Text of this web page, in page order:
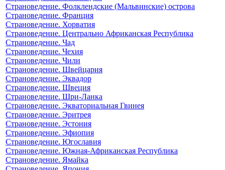
Страноведение. Фолклендские (Мальвинские) острова
Страноведение. Франция
Страноведение. Хорватия
Страноведение. Центрально Африканская Республика
Страноведение. Чад
Страноведение. Чехия
Страноведение. Чили
Страноведение. Швейцария
Страноведение. Эквадор
Страноведение. Швеция
Страноведение. Шри-Ланка
Страноведение. Экваториальная Гвинея
Страноведение. Эритрея
Страноведение. Эстония
Страноведение. Эфиопия
Страноведение. Югославия
Страноведение. Южная-Африканская Республика
Страноведение. Ямайка